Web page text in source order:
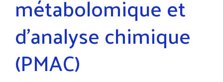
métabolomique et
d’analyse chimique
(PMAC)